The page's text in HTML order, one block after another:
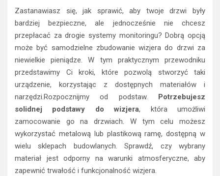
Zastanawiasz się, jak sprawić, aby twoje drzwi były
bardziej bezpieczne, ale jednocześnie nie chcesz
przepłacać za drogie systemy monitoringu? Dobrą opcją
może być samodzielne zbudowanie wizjera do drzwi za
niewielkie pieniądze. W tym praktycznym przewodniku
przedstawimy Ci kroki, które pozwolą stworzyć taki
urządzenie, korzystając z dostępnych materiałów i
narzędzi.Rozpocznijmy od podstaw.
Potrzebujesz
solidnej podstawy do wizjera, która umożliwi
zamocowanie go na drzwiach. W tym celu możesz
wykorzystać metalową lub plastikową ramę, dostępną w
wielu sklepach budowlanych. Sprawdź, czy wybrany
materiał jest odporny na warunki atmosferyczne, aby
zapewnić trwałość i funkcjonalność wizjera.